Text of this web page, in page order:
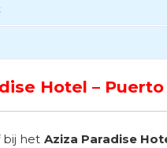
Hotel –
bij het Aziza Paradise